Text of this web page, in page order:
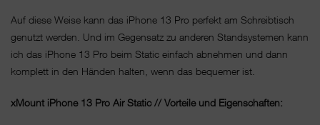
Auf diese Weise kann das iPhone 13 Pro perfekt am Schreibtisch
genutzt werden. Und im Gegensatz zu anderen Standsystemen kann
ich das iPhone 13 Pro beim Static einfach abnehmen und dann
komplett in den Händen halten, wenn das bequemer ist.
xMount iPhone 13 Pro Air Static // Vorteile und Eigenschaften: